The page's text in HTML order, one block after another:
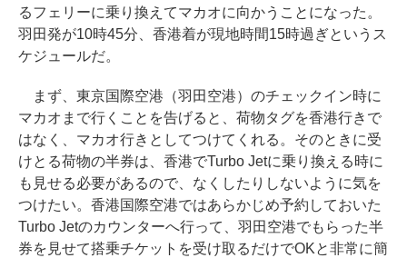
るフェリーに乗り換えてマカオに向かうことになった。
羽田発が10時45分、香港着が現地時間15時過ぎというス
ケジュールだ。
まず、東京国際空港（羽田空港）のチェックイン時に
マカオまで行くことを告げると、荷物タグを香港行きで
はなく、マカオ行きとしてつけてくれる。そのときに受
けとる荷物の半券は、香港でTurbo Jetに乗り換える時に
も見せる必要があるので、なくしたりしないように気を
つけたい。香港国際空港ではあらかじめ予約しておいた
Turbo Jetのカウンターへ行って、羽田空港でもらった半
券を見せて搭乗チケットを受け取るだけでOKと非常に簡